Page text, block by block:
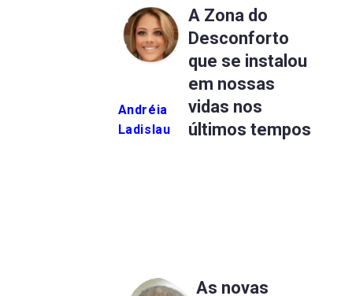
Andréia
Ladislau
A Zona do
Desconforto
que se instalou
em nossas
vidas nos
últimos tempos
As novas